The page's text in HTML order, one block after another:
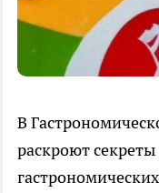
В
раскроют